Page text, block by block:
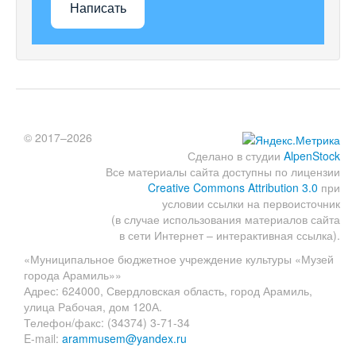
Написать
Сделано в студии AlpenStock
Все материалы сайта доступны по лицензии
Creative Commons Attribution 3.0 при
условии ссылки на первоисточник
(в случае использования материалов сайта
в сети Интернет – интерактивная ссылка).
© 2017–2026
«Муниципальное бюджетное учреждение культуры «Музей
города Арамиль»»
Адрес: 624000, Свердловская область, город Арамиль,
улица Рабочая, дом 120А.
Телефон/факс: (34374) 3-71-34
E-mail: arammusem@yandex.ru